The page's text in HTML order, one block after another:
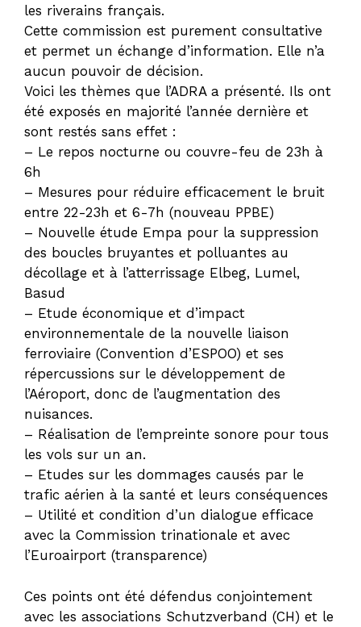
les riverains français.
Cette commission est purement consultative
et permet un échange d’information. Elle n’a
aucun pouvoir de décision.
Voici les thèmes que l’ADRA a présenté. Ils ont
été exposés en majorité l’année dernière et
sont restés sans effet :
– Le repos nocturne ou couvre-feu de 23h à
6h
– Mesures pour réduire efficacement le bruit
entre 22-23h et 6-7h (nouveau PPBE)
– Nouvelle étude Empa pour la suppression
des boucles bruyantes et polluantes au
décollage et à l’atterrissage Elbeg, Lumel,
Basud
– Etude économique et d’impact
environnementale de la nouvelle liaison
ferroviaire (Convention d’ESPOO) et ses
répercussions sur le développement de
l’Aéroport, donc de l’augmentation des
nuisances.
– Réalisation de l’empreinte sonore pour tous
les vols sur un an.
– Etudes sur les dommages causés par le
trafic aérien à la santé et leurs conséquences
– Utilité et condition d’un dialogue efficace
avec la Commission trinationale et avec
l’Euroairport (transparence)
Ces points ont été défendus conjointement
avec les associations Schutzverband (CH) et le